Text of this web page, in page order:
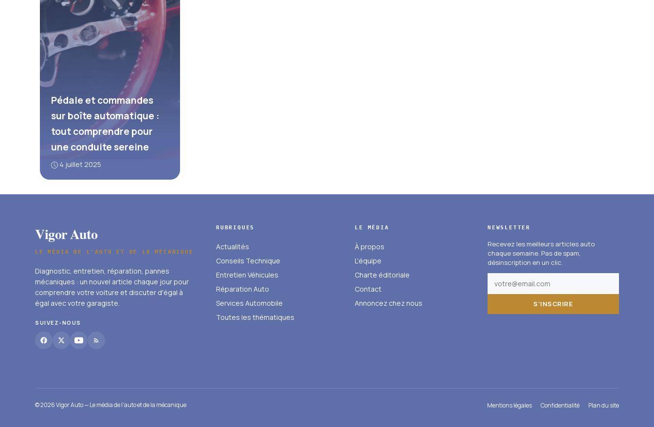
Pédale et commandes
sur boîte automatique :
tout comprendre pour
une conduite sereine
4 juillet 2025
Vigor Auto
LE MÉDIA DE L'AUTO ET DE LA MÉCANIQUE
Diagnostic, entretien, réparation, pannes
mécaniques : un nouvel article chaque jour pour
comprendre votre voiture et discuter d'égal à
égal avec votre garagiste.
SUIVEZ-NOUS
RUBRIQUES
Actualités
Conseils Technique
Entretien Véhicules
Réparation Auto
Services Automobile
Toutes les thématiques
LE MÉDIA
À propos
L'équipe
Charte éditoriale
Contact
Annoncez chez nous
NEWSLETTER
Recevez les meilleurs articles auto
chaque semaine. Pas de spam,
désinscription en un clic.
S'INSCRIRE
© 2026 Vigor Auto — Le média de l'auto et de la mécanique Mentions légales Confidentialité Plan du site